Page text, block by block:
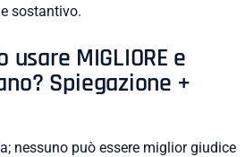
sostantivo.
MIGLIORE e
Spiegazione +
nessuno può essere miglior giudice